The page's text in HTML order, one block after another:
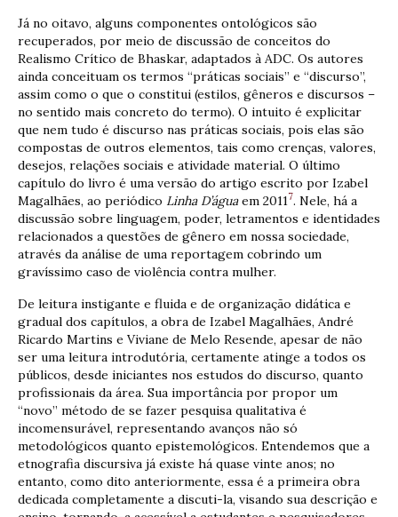
Já no oitavo, alguns componentes ontológicos são
recuperados, por meio de discussão de conceitos do
Realismo Crítico de Bhaskar, adaptados à ADC. Os autores
ainda conceituam os termos “práticas sociais” e “discurso”,
assim como o que o constitui (estilos, gêneros e discursos –
no sentido mais concreto do termo). O intuito é explicitar
que nem tudo é discurso nas práticas sociais, pois elas são
compostas de outros elementos, tais como crenças, valores,
desejos, relações sociais e atividade material. O último
capítulo do livro é uma versão do artigo escrito por Izabel
Magalhães, ao periódico Linha D’águaem 20117. Nele, há a
discussão sobre linguagem, poder, letramentos e identidades
relacionados a questões de gênero em nossa sociedade,
através da análise de uma reportagem cobrindo um
gravíssimo caso de violência contra mulher.
De leitura instigante e fluida e de organização didática e
gradual dos capítulos, a obra de Izabel Magalhães, André
Ricardo Martins e Viviane de Melo Resende, apesar de não
ser uma leitura introdutória, certamente atinge a todos os
públicos, desde iniciantes nos estudos do discurso, quanto
profissionais da área. Sua importância por propor um
“novo” método de se fazer pesquisa qualitativa é
incomensurável, representando avanços não só
metodológicos quanto epistemológicos. Entendemos que a
etnografia discursiva já existe há quase vinte anos; no
entanto, como dito anteriormente, essa é a primeira obra
dedicada completamente a discuti-la, visando sua descrição e